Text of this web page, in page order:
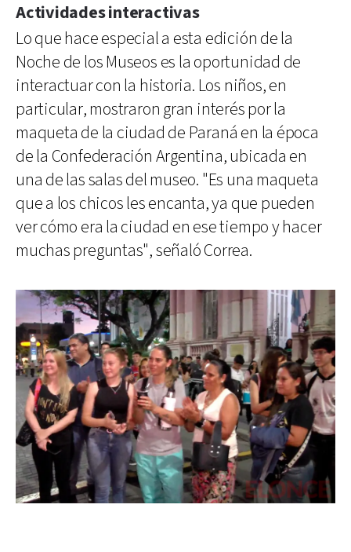
Actividades interactivas
Lo que hace especial a esta edición de la
Noche de los Museos es la oportunidad de
interactuar con la historia. Los niños, en
particular, mostraron gran interés por la
maqueta de la ciudad de Paraná en la época
de la Confederación Argentina, ubicada en
una de las salas del museo. "Es una maqueta
que a los chicos les encanta, ya que pueden
ver cómo era la ciudad en ese tiempo y hacer
muchas preguntas", señaló Correa.